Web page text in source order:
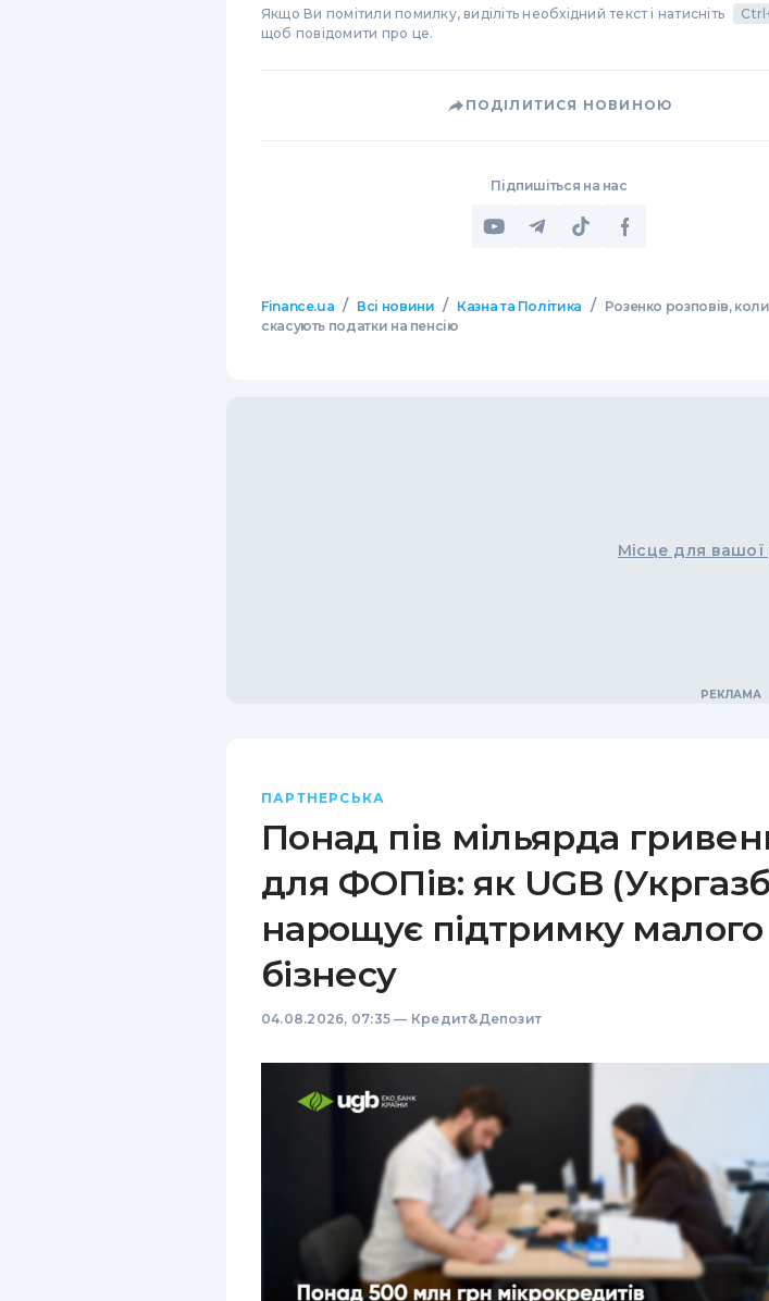
Якщо Ви помітили помилку, виділіть необхідний текст і натисніть
щоб повідомити про це.
ПОДІЛИТИСЯ НОВИНОЮ
Підпишіться на нас
Finance.ua / Всі новини / Казна та Політика /
Розенко розповів, коли
скасують податки на пенсію
Місце для
ПАРТНЕРСЬКА
Понад пів мільярда
для ФОПів: як UGB
нарощує підтримку малого
бізнесу
04.08.2026, 07:35 — Кредит&Депозит